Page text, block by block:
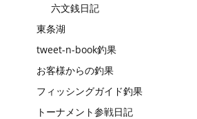
六文銭日記
東条湖
tweet-n-book釣果
お客様からの釣果
フィッシングガイド釣果
トーナメント参戦日記